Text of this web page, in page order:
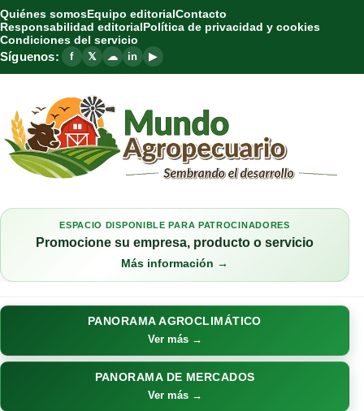
Quiénes somosEquipo editorialContacto
Responsabilidad editorialPolítica de privacidad y cookies
Condiciones del servicio
Síguenos: f 𝕏 ☁ in ▶
ESPACIO DISPONIBLE PARA PATROCINADORES
Promocione su empresa, producto o servicio
Más información →
PANORAMA AGROCLIMÁTICO
Ver más →
PANORAMA DE MERCADOS
Ver más →